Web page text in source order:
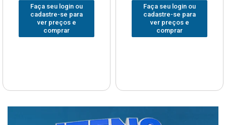
Faça seu login ou
cadastre-se para
ver preços e
comprar
Faça seu login ou
cadastre-se para
ver preços e
comprar